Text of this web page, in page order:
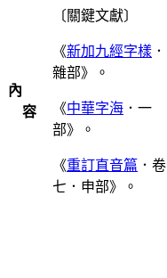
內
容
〔關鍵文獻〕
《新加九經字樣 ．
雜部》。
《中華字海 ．一
部》。
《重訂直音篇 ．卷
七．申部》。